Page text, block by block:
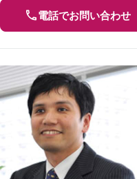
電話でお問い合わせ